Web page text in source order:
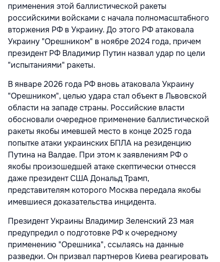
применения этой баллистической ракеты
российскими войсками с начала полномасштабного
вторжения РФ в Украину. До этого РФ атаковала
Украину "Орешником" в ноябре 2024 года, причем
президент РФ Владимир Путин назвал удар по цели
"испытаниями" ракеты.
В январе 2026 года РФ вновь атаковала Украину
"Орешником", целью удара стал объект в Львовской
области на западе страны. Российские власти
обосновали очередное применение баллистической
ракеты якобы имевшей место в конце 2025 года
попытке атаки украинских БПЛА на резиденцию
Путина на Валдае. При этом к заявлениям РФ о
якобы произошедшей атаке скептически отнесся
даже президент США Дональд Трамп,
представителям которого Москва передала якобы
имевшиеся доказательства инцидента.
Президент Украины Владимир Зеленский 23 мая
предупредил о подготовке РФ к очередному
применению "Орешника", ссылаясь на данные
разведки. Он призвал партнеров Киева реагировать